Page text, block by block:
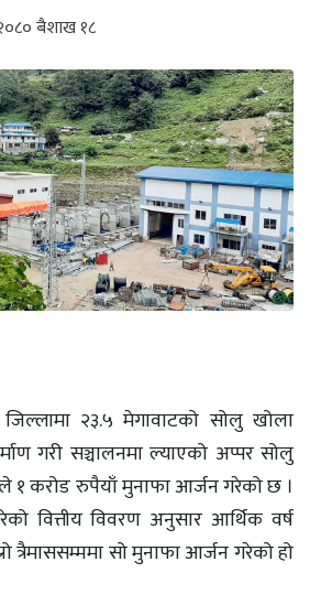
ब‌ैशाख १८
२३.५ मेगावाटको सोलु खोला
गरी सञ्चालनमा ल्याएको अप्पर सोलु
१ करोड रुपैयाँ मुनाफा आर्जन गरेको छ ।
वित्तीय विवरण अनुसार आर्थिक वर्ष
सो मुनाफा आर्जन गरेको हो